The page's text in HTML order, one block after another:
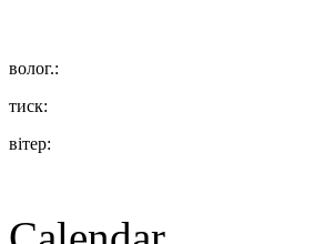
волог.:
тиск:
вітер: